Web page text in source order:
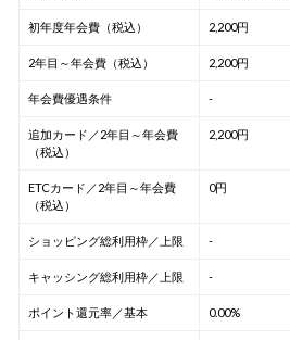
初年度年会費（税込） 2,200円
2年目～年会費（税込） 2,200円
年会費優遇条件 -
追加カード／2年目～年会費
（税込）
2,200円
ETCカード／2年目～年会費
（税込）
0円
ショッピング総利用枠／上限 -
キャッシング総利用枠／上限 -
ポイント還元率／基本 0.00%